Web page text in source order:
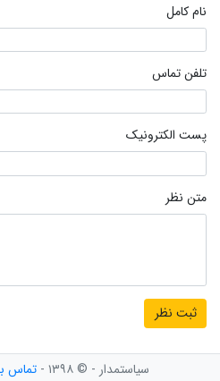
نام کامل
تلفن تماس
پست الکترونیک
متن نظر
سیاستمدار - © ۱۳۹۸ - تماس